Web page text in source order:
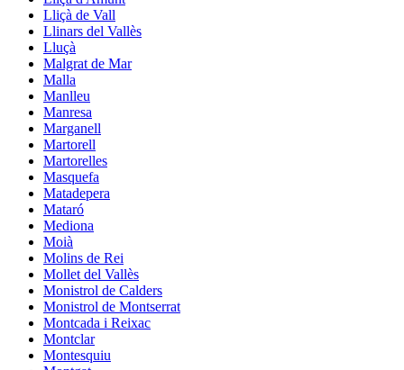
Lliçà de Vall
Llinars del Vallès
Lluçà
Malgrat de Mar
Malla
Manlleu
Manresa
Marganell
Martorell
Martorelles
Masquefa
Matadepera
Mataró
Mediona
Moià
Molins de Rei
Mollet del Vallès
Monistrol de Calders
Monistrol de Montserrat
Montcada i Reixac
Montclar
Montesquiu